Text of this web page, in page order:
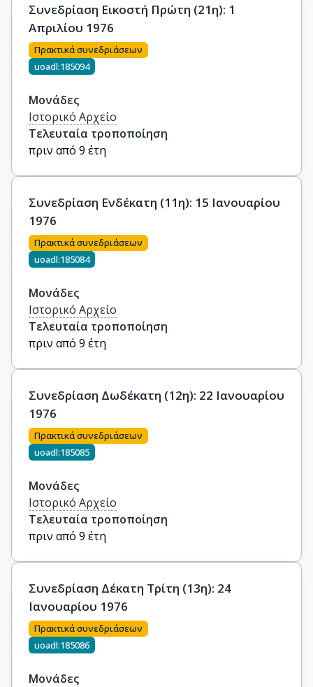
Συνεδρίαση Εικοστή Πρώτη (21η): 1
Απριλίου 1976
Πρακτικά συνεδριάσεων
uoadl:185094
Μονάδες
Ιστορικό Αρχείο
Τελευταία τροποποίηση
πριν από 9 έτη
Συνεδρίαση Ενδέκατη (11η): 15 Ιανουαρίου
1976
Πρακτικά συνεδριάσεων
uoadl:185084
Μονάδες
Ιστορικό Αρχείο
Τελευταία τροποποίηση
πριν από 9 έτη
Συνεδρίαση Δωδέκατη (12η): 22 Ιανουαρίου
1976
Πρακτικά συνεδριάσεων
uoadl:185085
Μονάδες
Ιστορικό Αρχείο
Τελευταία τροποποίηση
πριν από 9 έτη
Συνεδρίαση Δέκατη Τρίτη (13η): 24
Ιανουαρίου 1976
Πρακτικά συνεδριάσεων
uoadl:185086
Μονάδες